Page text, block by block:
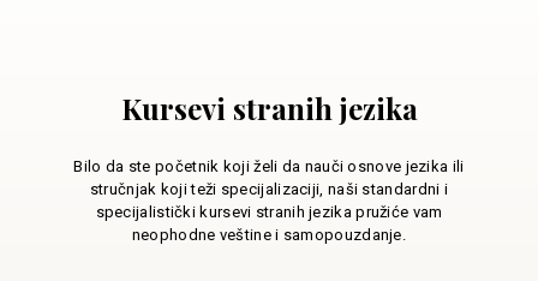
Kursevi stranih jezika
Bilo da ste početnik koji želi da nauči osnove jezika ili
stručnjak koji teži specijalizaciji, naši standardni i
specijalistički kursevi stranih jezika pružiće vam
neophodne veštine i samopouzdanje.